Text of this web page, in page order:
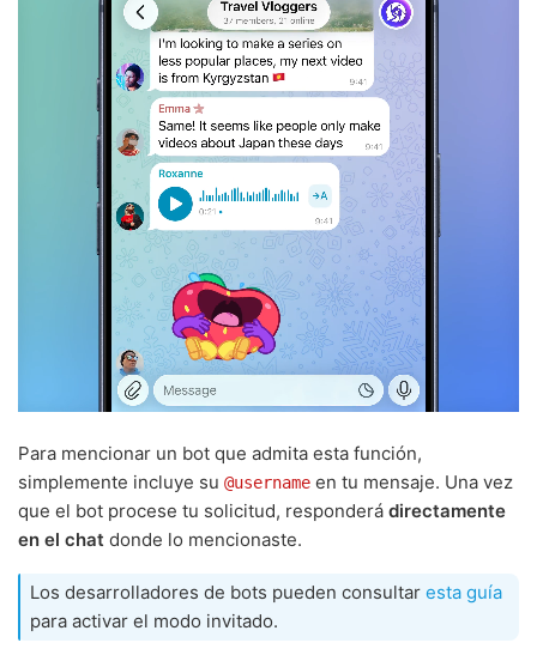
Para mencionar un bot que admita esta función,
simplemente incluye su @username en tu mensaje. Una vez
que el bot procese tu solicitud, responderá directamente
en el chat donde lo mencionaste.
Los desarrolladores de bots pueden consultar esta guía
para activar el modo invitado.